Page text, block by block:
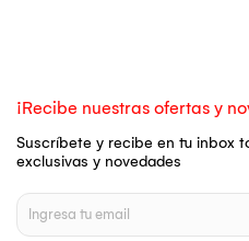
¡Recibe nuestras ofertas y
Suscríbete y recibe en tu inbox
exclusivas y novedades